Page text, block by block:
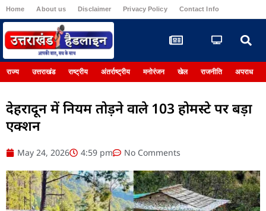
Home About us Disclaimer Privacy Policy Contact Info
राज्य उत्तराखंड राष्ट्रीय अंतर्राष्ट्रीय मनोरंजन खेल राजनीति अपराध
देहरादून में नियम तोड़ने वाले 103 होमस्टे पर बड़ा
एक्शन
May 24, 2026 4:59 pm No Comments